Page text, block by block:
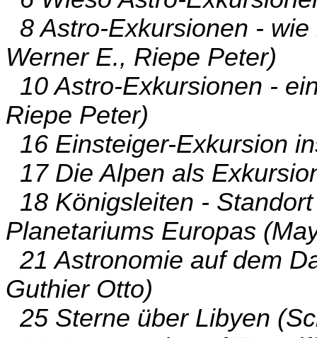
8 Astro-Exkursionen -
Werner E., Riepe Peter)
10 Astro-Exkursionen -
Riepe Peter)
16 Einsteiger-Exkursion
17 Die Alpen als
18 Königsleiten -
Planetariums Europas
21 Astronomie auf dem
Guthier Otto)
25 Sterne über Libyen